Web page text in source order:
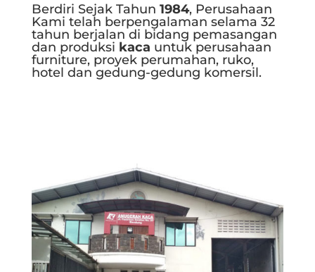
Berdiri Sejak Tahun 1984, Perusahaan
Kami telah berpengalaman selama 32
tahun berjalan di bidang pemasangan
dan produksi kaca untuk perusahaan
furniture, proyek perumahan, ruko,
hotel dan gedung-gedung komersil.